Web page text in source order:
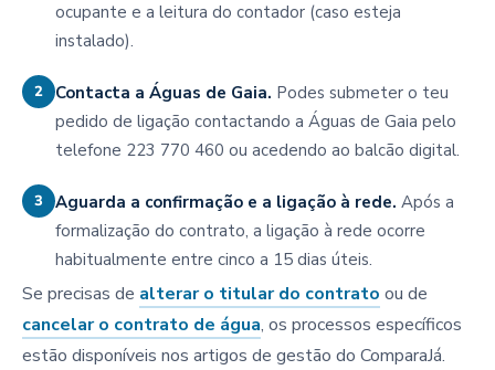
ocupante e a leitura do contador (caso esteja
instalado).
2 Contacta a Águas de Gaia. Podes submeter o teu
pedido de ligação contactando a Águas de Gaia pelo
telefone 223 770 460 ou acedendo ao balcão digital.
3 Aguarda a confirmação e a ligação à rede. Após a
formalização do contrato, a ligação à rede ocorre
habitualmente entre cinco a 15 dias úteis.
Se precisas de alterar o titular do contrato ou de
cancelar o contrato de água, os processos específicos
estão disponíveis nos artigos de gestão do ComparaJá.